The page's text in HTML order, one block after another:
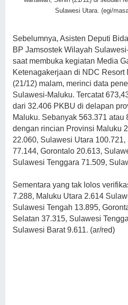
Sulawesi Utara. (egi/
Sebelumnya, Asisten Deputi
BP Jamsostek Wilayah
saat membuka kegiatan Media
Ketenagakerjaan di NDC Resort
(21/12) malam, merinci data
Sulawesi-Maluku. Tercatat
dari 32.406 PKBU di delapan
Maluku. Sebanyak 563.371 atau
dengan rincian Provinsi Maluku
22.060, Sulawesi Utara
77.144, Gorontalo 20.613,
Sulawesi Tenggara 71.509,
Sementara yang tak lolos
7.288, Maluku Utara 2.614
Sulawesi Tengah 13.895,
Selatan 37.315, Sulawesi
Sulawesi Barat 9.611. (ar/red)